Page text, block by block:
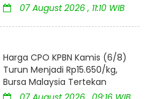
07 August 2026 , 11:10 WIB
Harga CPO KPBN Kamis (6/8)
Turun Menjadi Rp15.650/kg,
Bursa Malaysia Tertekan